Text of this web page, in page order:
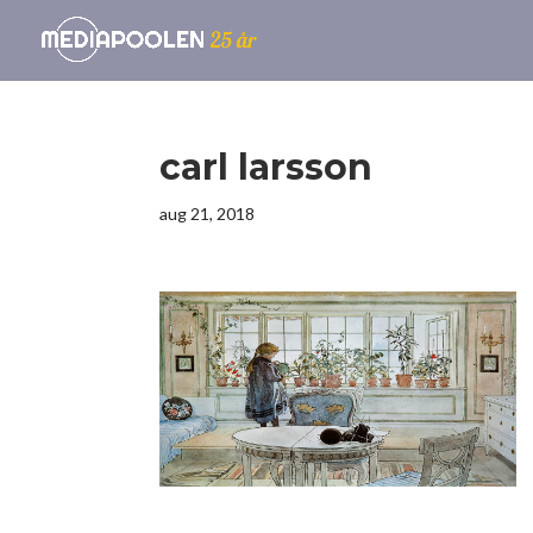
carl larsson
aug 21, 2018